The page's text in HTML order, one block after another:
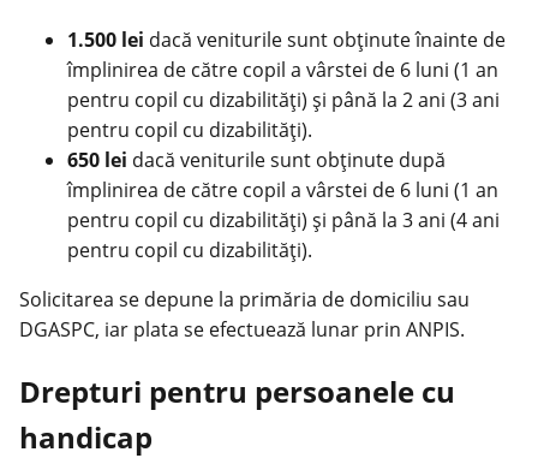
1.500 lei dacă veniturile sunt obținute înainte de
împlinirea de către copil a vârstei de 6 luni (1 an
pentru copil cu dizabilități) și până la 2 ani (3 ani
pentru copil cu dizabilități).
650 lei dacă veniturile sunt obținute după
împlinirea de către copil a vârstei de 6 luni (1 an
pentru copil cu dizabilități) și până la 3 ani (4 ani
pentru copil cu dizabilități).
Solicitarea se depune la primăria de domiciliu sau
DGASPC, iar plata se efectuează lunar prin ANPIS.
Drepturi pentru persoanele cu
handicap